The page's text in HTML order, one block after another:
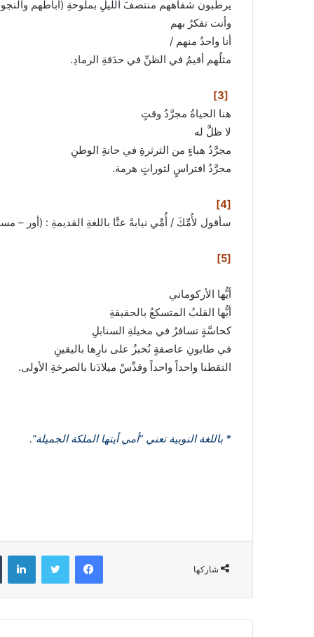
يرطبون شفاههم منتصفَ الليلِ بملوحةِ (أباطهم
وأنت تفكرُ بهم
أنا واحدٌ منهم /
مثلُهم أقيمُ في الظنِّ في حدَقةِ الرمادِ.
[3]
هنا الحياةُ مجرَّدُ وقتٍ
لا ظلَّ له
مجرَّدُ هباءٍ من الثرثرةِ في حانةِ الوطنِ
مجرَّدُ افتراسٍ لثوراتٍ هرمة.
[4]
سأقول لأُمِّكَ / أُمِّي نيابةً عنَّا باللغةِ القديمةِ : (أور –
[5]
أيُّها الأركوماني
أيُّها القلبُ المتسكعُ بالحقيقةِ
كحاسَّةٍ تسافرُ في مخيلةِ السنابلِ
في طابونِ عاصفةٍ نُخبزُ على نارِها باليقينِ
التقطنا واحداً واحداً وقدِّسْ ميلادَنا بالصرخةِ الأولى.
* باللغة النوبية تعني “أمي أيتها الملكة الجميلة”.
شاركها
فيسبوك لينكدإن